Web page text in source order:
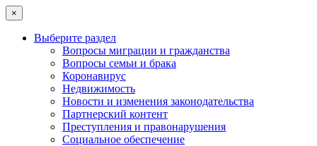
×
Выберите раздел
Вопросы миграции и гражданства
Вопросы семьи и брака
Коронавирус
Недвижимость
Новости и изменения законодательства
Партнерский контент
Преступления и правонарушения
Социальное обеспечение